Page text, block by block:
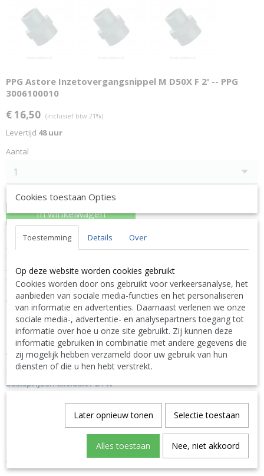
PPG Astore Inzetovergangsnippel M D50X F 2' -- PPG
3006100010
€ 16,50 (inclusief btw 21%)
Levertijd 48 uur
Aantal
In winkelwagen
Astore Inzetovergangsnippel M D50X F 2'
OMSCHRIJVING
ASTORE PVC ADAPTOR NIPPLE F
SPECIFICATIES
Aansluitingen: In: 2' F : 63 mm M
Link naar de website van de fabrikant:
https://www.astore.co.uk/
Alle informatie vindt u in de complete PPG Pollet Pool Group
Catalogus met basisprijzen exclusief BTW via volgende link
DOWNLOAD LINK : PPG Pollet Pool Group Catalogus met
basisprijzen exclusief BTW
N'hésitez pas à nous contacter. Nous livrons également à
Don't hesitate to contact us. We also deliver also abroad.
Bitte zögern Sie nicht uns zu kontaktieren. Wir liefern auch
ins Ausland. TEL: 0032 9 378 24 30 or Mail:
CLICK-CLIQUEZ ICI !
4/3/40
Cookies toestaan Opties
Toestemming Details Over
Op deze website worden cookies gebruikt
Cookies worden door ons gebruikt voor verkeersanalyse, het
aanbieden van sociale media-functies en het personaliseren
van informatie en advertenties. Daarnaast verlenen we onze
sociale media-, advertentie- en analysepartners toegang tot
informatie over hoe u onze site gebruikt. Zij kunnen deze
informatie gebruiken in combinatie met andere gegevens die
zij mogelijk hebben verzameld door uw gebruik van hun
diensten of die u hen hebt verstrekt.
Later opnieuw tonen Selectie toestaan
Alles toestaan Nee, niet akkoord